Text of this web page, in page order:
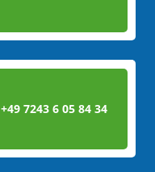
+49 7243 6 05 84 34